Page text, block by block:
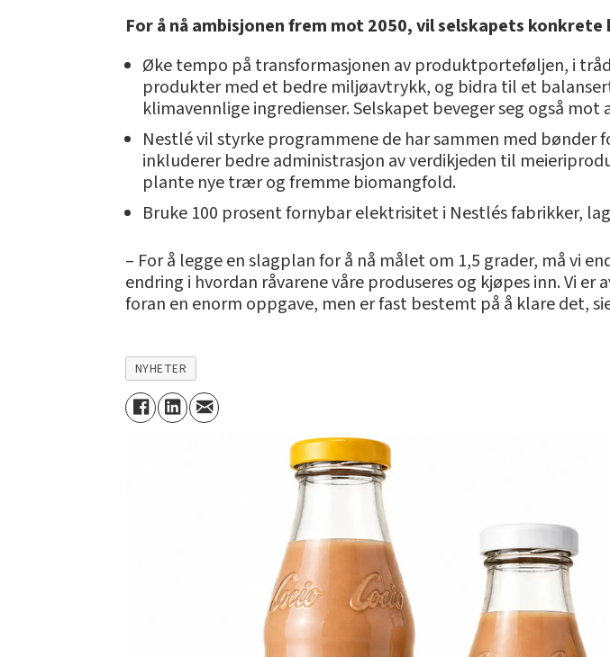
For å nå ambisjonen frem mot 2050, vil selskapets
Øke tempo på transformasjonen av produktporteføljen, i
produkter med et bedre miljøavtrykk, og bidra til et
klimavennlige ingredienser. Selskapet beveger seg også
Nestlé vil styrke programmene de har sammen med bønder
inkluderer bedre administrasjon av verdikjeden til
plante nye trær og fremme biomangfold.
Bruke 100 prosent fornybar elektrisitet i Nestlés fabrikker,
– For å legge en slagplan for å nå målet om 1,5 grader, må vi
endring i hvordan råvarene våre produseres og kjøpes inn. Vi
foran en enorm oppgave, men er fast bestemt på å klare det,
NYHETER